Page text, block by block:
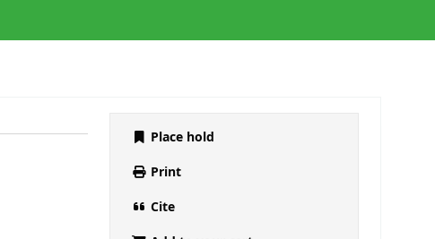
Place hold
Print
Cite